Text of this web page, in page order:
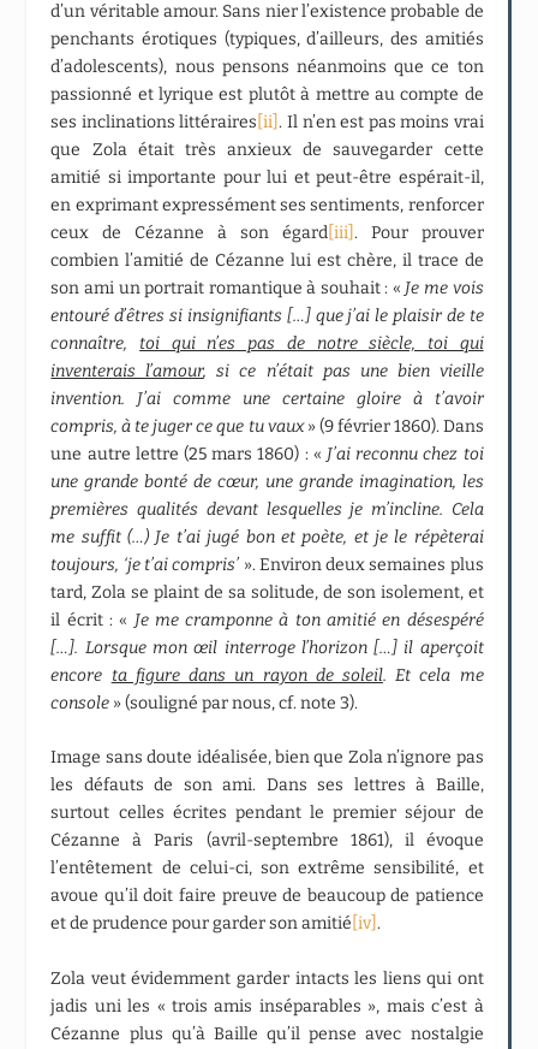
d’un véritable amour. Sans nier l’existence probable de
penchants érotiques (typiques, d’ailleurs, des amitiés
d’adolescents), nous pensons néanmoins que ce ton
passionné et lyrique est plutôt à mettre au compte de
ses inclinations littéraires [ii]. Il n’en est pas moins vrai
que Zola était très anxieux de sauvegarder cette
amitié si importante pour lui et peut-être espérait-il,
en exprimant expressément ses sentiments, renforcer
ceux de Cézanne à son égard[iii] . Pour prouver
combien l’amitié de Cézanne lui est chère, il trace de
son ami un portrait romantique à souhait : « Je me vois
entouré d’êtres si insignifiants […] que j’ai le plaisir de te
connaître,toi qui n’es pas de notre siècle, toi qui
inventerais l’amour, si ce n’était pas une bien vieille
invention. J’ai comme une certaine gloire à t’avoir
compris, à te juger ce que tu vaux» (9 février 1860). Dans
une autre lettre (25 mars 1860) : « J’ai reconnu chez toi
une grande bonté de cœur, une grande imagination, les
premières qualités devant lesquelles je m’incline. Cela
me suffit (…) Je t’ai jugé bon et poète, et je le répèterai
toujours, ‘je t’ai compris’ ». Environ deux semaines plus
tard, Zola se plaint de sa solitude, de son isolement, et
il écrit : « Je me cramponne à ton amitié en désespéré
[…]. Lorsque mon œil interroge l’horizon […] il aperçoit
encore ta figure dans un rayon de soleil. Et cela me
console » (souligné par nous, cf. note 3).
Image sans doute idéalisée, bien que Zola n’ignore pas
les défauts de son ami. Dans ses lettres à Baille,
surtout celles écrites pendant le premier séjour de
Cézanne à Paris (avril-septembre 1861), il évoque
l’entêtement de celui-ci, son extrême sensibilité, et
avoue qu’il doit faire preuve de beaucoup de patience
et de prudence pour garder son amitié[iv].
Zola veut évidemment garder intacts les liens qui ont
jadis uni les « trois amis inséparables », mais c’est à
Cézanne plus qu’à Baille qu’il pense avec nostalgie